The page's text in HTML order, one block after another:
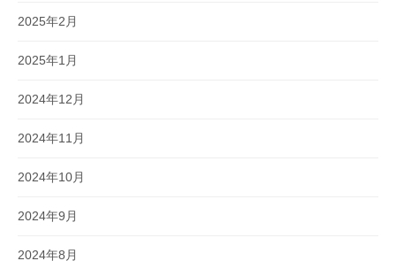
2025年2月
2025年1月
2024年12月
2024年11月
2024年10月
2024年9月
2024年8月